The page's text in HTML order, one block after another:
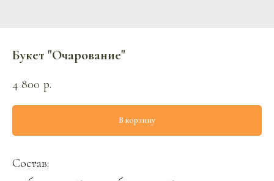
Букет "Очарование"
4 800 р.
В корзину
Состав: